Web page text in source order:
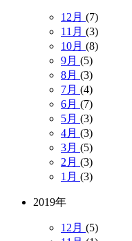
12月 (7)
11月 (3)
10月 (8)
9月 (5)
8月 (3)
7月 (4)
6月 (7)
5月 (3)
4月 (3)
3月 (5)
2月 (3)
1月 (3)
2019年
12月 (5)